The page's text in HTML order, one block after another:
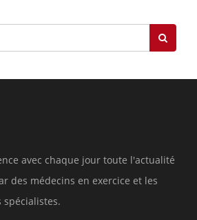
avec chaque jour toute l'actualité
des médecins en exercice et les
spécialistes.